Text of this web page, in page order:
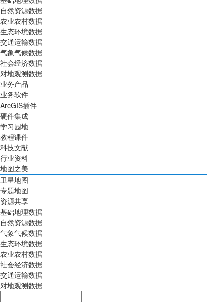
自然资源数据
农业农村数据
生态环境数据
交通运输数据
气象气候数据
社会经济数据
对地观测数据
业务产品
业务软件
ArcGIS插件
硬件集成
学习园地
教程课件
科技文献
行业资料
地图之美
卫星地图
专题地图
资源共享
基础地理数据
自然资源数据
气象气候数据
生态环境数据
农业农村数据
社会经济数据
交通运输数据
对地观测数据